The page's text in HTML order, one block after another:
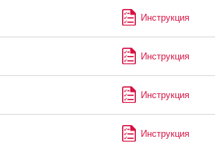
Инструкция
Инструкция
Инструкция
Инструкция